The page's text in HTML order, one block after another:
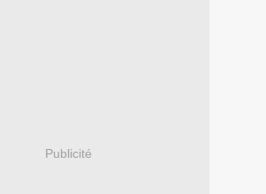
Publicité